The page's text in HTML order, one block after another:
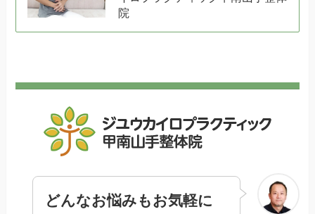
院
どんなお悩みもお気軽に